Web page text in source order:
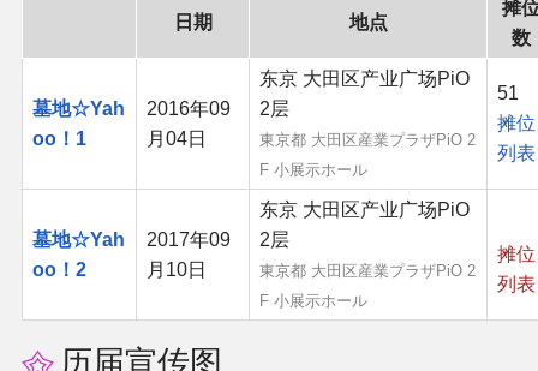
日期 地点
摊
数
墓地☆Yah
oo！1
2016年09
月04日
东京 大田区产业广场PiO
2层
東京都 大田区産業プラザPiO 2
F 小展示ホール
51
摊位
列表
墓地☆Yah
oo！2
2017年09
月10日
东京 大田区产业广场PiO
2层
東京都 大田区産業プラザPiO 2
F 小展示ホール
摊位
列表
历届宣传图
同人软件列表
同人视频列表